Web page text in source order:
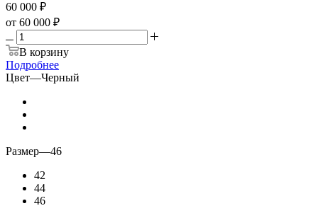
60 000 ₽
от 60 000 ₽
В корзину
Подробнее
Цвет—Черный
Размер—46
42
44
46